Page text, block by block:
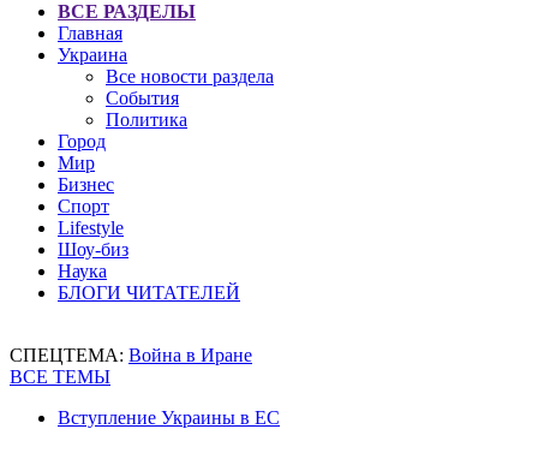
ВСЕ РАЗДЕЛЫ
Главная
Украина
Все новости раздела
События
Политика
Город
Мир
Бизнес
Спорт
Lifestyle
Шоу-биз
Наука
БЛОГИ ЧИТАТЕЛЕЙ
СПЕЦТЕМА: Война в Иране
ВСЕ ТЕМЫ
Вступление Украины в ЕС